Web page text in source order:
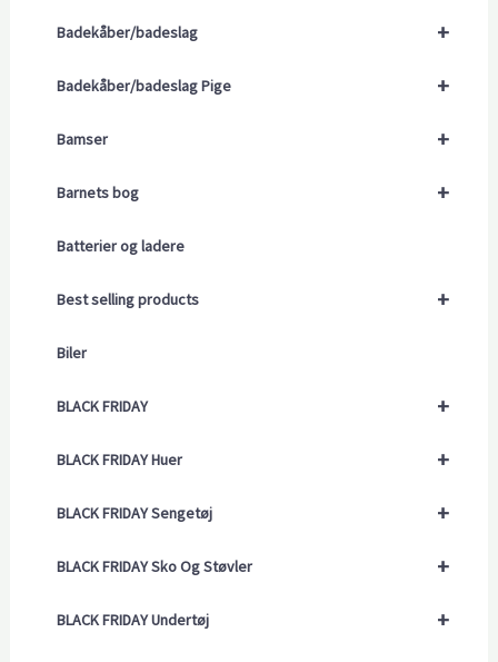
+
Badekåber/badeslag
+
Badekåber/badeslag Pige
+
Bamser
+
Barnets bog
Batterier og ladere
+
Best selling products
Biler
+
BLACK FRIDAY
+
BLACK FRIDAY Huer
+
BLACK FRIDAY Sengetøj
+
BLACK FRIDAY Sko Og Støvler
+
BLACK FRIDAY Undertøj